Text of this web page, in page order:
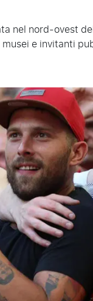
nel nord-ovest
e invitanti